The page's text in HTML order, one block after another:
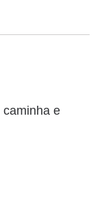
caminha e